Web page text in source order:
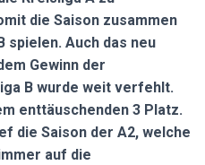
die Saison zusammen
spielen. Auch das neu
Gewinn der
B wurde weit verfehlt.
enttäuschenden 3 Platz.
die Saison der A2, welche
auf die